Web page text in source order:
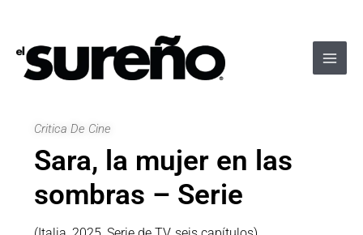
contenido
Critica De Cine
Sara, la mujer en las
sombras – Serie
entradas